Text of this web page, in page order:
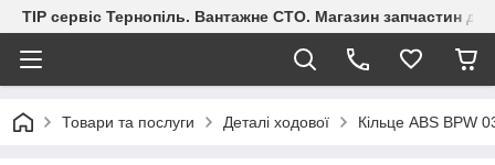
ТІР сервіс Тернопіль. Вантажне СТО. Магазин запчастин
Товари та послуги Деталі ходової Кільце ABS BPW